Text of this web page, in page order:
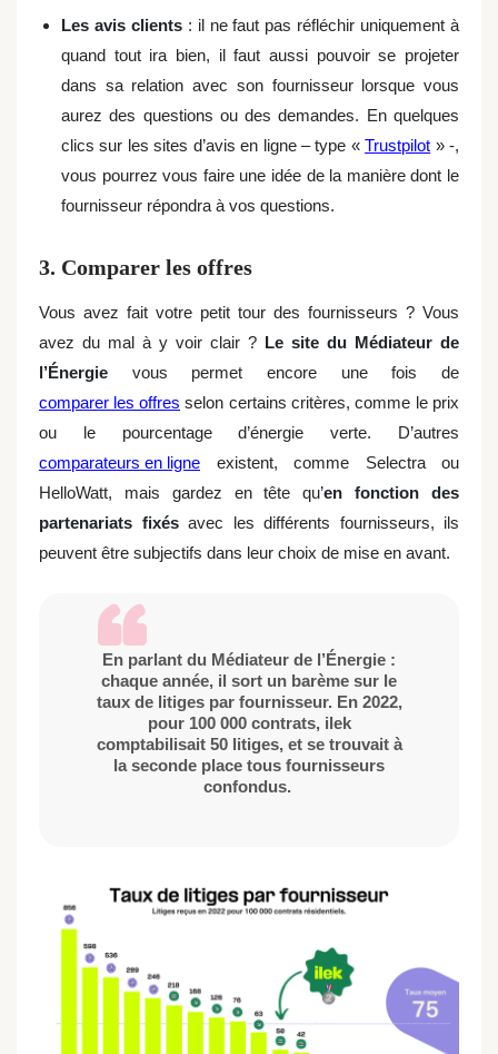
Les avis clients: il ne faut pas réfléchir uniquement à
quand tout ira bien, il faut aussi pouvoir se projeter
dans sa relation avec son fournisseur lorsque vous
aurez des questions ou des demandes. En quelques
clics sur les sites d’avis en ligne – type «Trustpilot » -,
vous pourrez vous faire une idée de la manière dont le
fournisseur répondra à vos questions.
3. Comparer les offres
Vous avez fait votre petit tour des fournisseurs ? Vous
avez du mal à y voir clair ? Le site du Médiateur de
l’Énergie vous permet encore une fois de
comparer les offres selon certains critères, comme le prix
ou le pourcentage d’énergie verte. D’autres
comparateurs en ligne existent, comme Selectra ou
HelloWatt, mais gardez en tête qu’en fonction des
partenariats fixésavec les différents fournisseurs, ils
peuvent être subjectifs dans leur choix de mise en avant.
En parlant du Médiateur de l’Énergie :
chaque année, il sort un barème sur le
taux de litiges par fournisseur. En 2022,
pour 100 000 contrats, ilek
comptabilisait 50 litiges, et se trouvait à
la seconde place tous fournisseurs
confondus.